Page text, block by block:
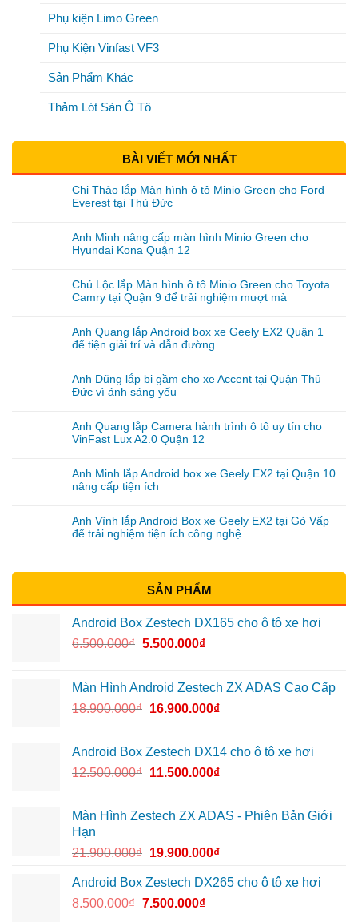
Phụ kiện Limo Green
Phụ Kiện Vinfast VF3
Sản Phẩm Khác
Thảm Lót Sàn Ô Tô
BÀI VIẾT MỚI NHẤT
Chị Thảo lắp Màn hình ô tô Minio Green cho Ford
Everest tại Thủ Đức
Anh Minh nâng cấp màn hình Minio Green cho
Hyundai Kona Quận 12
Chú Lộc lắp Màn hình ô tô Minio Green cho Toyota
Camry tại Quận 9 để trải nghiệm mượt mà
Anh Quang lắp Android box xe Geely EX2 Quận 1
để tiện giải trí và dẫn đường
Anh Dũng lắp bi gầm cho xe Accent tại Quận Thủ
Đức vì ánh sáng yếu
Anh Quang lắp Camera hành trình ô tô uy tín cho
VinFast Lux A2.0 Quận 12
Anh Minh lắp Android box xe Geely EX2 tại Quận 10
nâng cấp tiện ích
Anh Vĩnh lắp Android Box xe Geely EX2 tại Gò Vấp
để trải nghiệm tiện ích công nghệ
SẢN PHẨM
Android Box Zestech DX165 cho ô tô xe hơi
6.500.000₫ 5.500.000₫
Màn Hình Android Zestech ZX ADAS Cao Cấp
18.900.000₫ 16.900.000₫
Android Box Zestech DX14 cho ô tô xe hơi
12.500.000₫ 11.500.000₫
Màn Hình Zestech ZX ADAS - Phiên Bản Giới
Hạn
21.900.000₫ 19.900.000₫
Android Box Zestech DX265 cho ô tô xe hơi
8.500.000₫ 7.500.000₫